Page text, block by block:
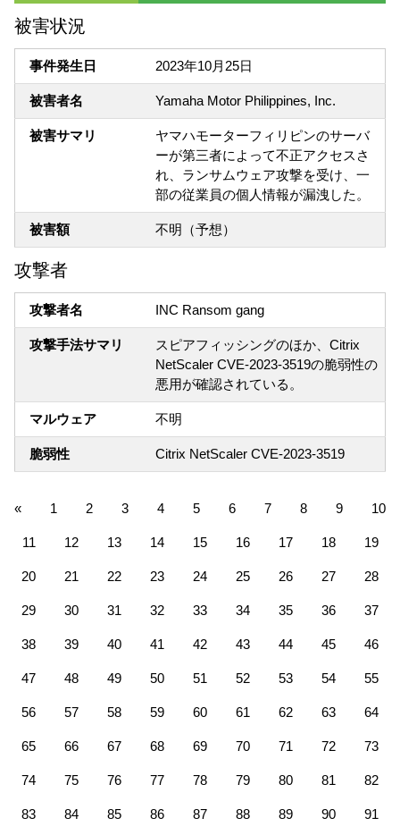
被害状況
事件発生日 2023年10月25日
被害者名 Yamaha Motor Philippines, Inc.
被害サマリ
ヤマハモーターフィリピンのサーバ
ーが第三者によって不正アクセスさ
れ、ランサムウェア攻撃を受け、一
部の従業員の個人情報が漏洩した。
被害額 不明（予想）
攻撃者
攻撃者名 INC Ransom gang
攻撃手法サマリ
スピアフィッシングのほか、Citrix
NetScaler CVE-2023-3519の脆弱性の
悪用が確認されている。
マルウェア 不明
脆弱性 Citrix NetScaler CVE-2023-3519
« 1 2 3 4 5 6 7 8 9 10
11 12 13 14 15 16 17 18 19
20 21 22 23 24 25 26 27 28
29 30 31 32 33 34 35 36 37
38 39 40 41 42 43 44 45 46
47 48 49 50 51 52 53 54 55
56 57 58 59 60 61 62 63 64
65 66 67 68 69 70 71 72 73
74 75 76 77 78 79 80 81 82
83 84 85 86 87 88 89 90 91